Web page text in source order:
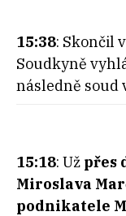
15:38: Skončil
Soudkyně
následně soud
15:18: Už přes
Miroslava
podnikatele